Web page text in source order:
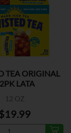
TEA ORIGINAL
LATA
12 OZ